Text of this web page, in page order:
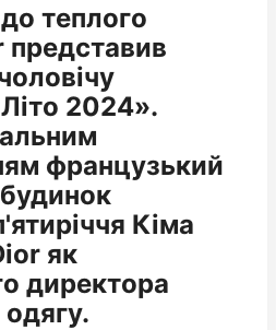
теплого
представив
2024».
французький
Кіма
як
директора
одягу.